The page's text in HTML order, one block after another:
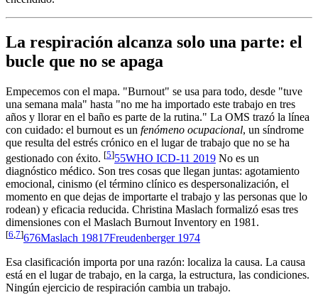
La respiración alcanza solo una parte: el
bucle que no se apaga
Empecemos con el mapa. "Burnout" se usa para todo, desde "tuve
una semana mala" hasta "no me ha importado este trabajo en tres
años y llorar en el baño es parte de la rutina." La OMS trazó la línea
con cuidado: el burnout es un fenómeno ocupacional, un síndrome
que resulta del estrés crónico en el lugar de trabajo que no se ha
gestionado con éxito. [5]55WHO ICD-11 2019 No es un
diagnóstico médico. Son tres cosas que llegan juntas: agotamiento
emocional, cinismo (el término clínico es despersonalización, el
momento en que dejas de importarte el trabajo y las personas que lo
rodean) y eficacia reducida. Christina Maslach formalizó esas tres
dimensiones con el Maslach Burnout Inventory en 1981.
[6,7]676Maslach 19817Freudenberger 1974
Esa clasificación importa por una razón: localiza la causa. La causa
está en el lugar de trabajo, en la carga, la estructura, las condiciones.
Ningún ejercicio de respiración cambia un trabajo.